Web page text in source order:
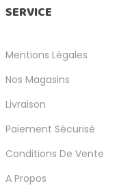
SERVICE
Mentions Légales
Nos Magasins
Livraison
Paiement Sécurisé
Conditions De Vente
A Propos